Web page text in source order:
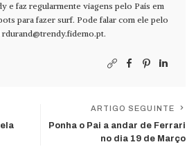
e faz regularmente viagens pelo País em
para fazer surf. Pode falar com ele pelo
rdurand@trendy.fidemo.pt.
ARTIGO SEGUINTE
Ponha o Pai a andar de Ferrari
no dia 19 de Março